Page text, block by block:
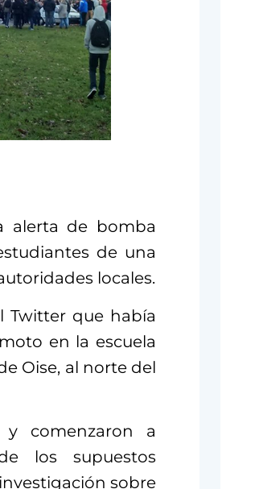
alerta de bomba
de una
locales.
Twitter que había
en la escuela
Oise, al norte del
y comenzaron a
los supuestos
sobre